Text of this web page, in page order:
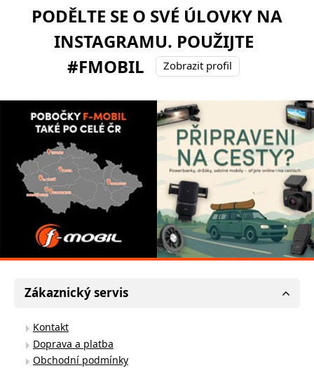
PODĚLTE SE O SVÉ ÚLOVKY NA
INSTAGRAMU. POUŽIJTE
#FMOBIL
Zobrazit profil
Zákaznický servis
Kontakt
Doprava a platba
Obchodní podmínky